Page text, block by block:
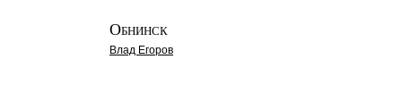
Обнинск
Влад Егоров